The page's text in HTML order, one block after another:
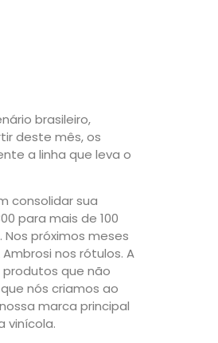
brasileiro,
deste mês, os
a linha que leva o
consolidar sua
para mais de 100
próximos meses
nos rótulos. A
que não
nós criamos ao
marca principal
vinícola.